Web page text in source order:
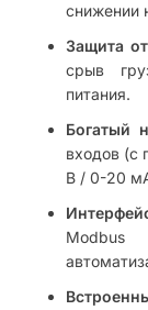
снижении
Защита
срыв
питания.
Богатый
входов (с
В / 0-20